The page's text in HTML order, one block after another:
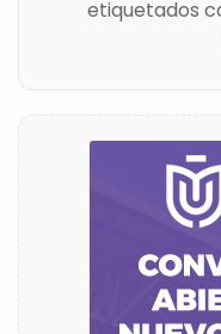
etiquetados